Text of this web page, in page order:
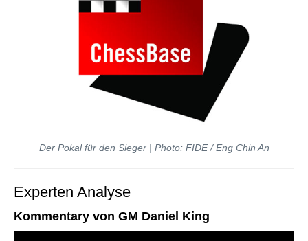
Der Pokal für den Sieger | Photo: FIDE / Eng Chin An
Experten Analyse
Kommentary von GM Daniel King